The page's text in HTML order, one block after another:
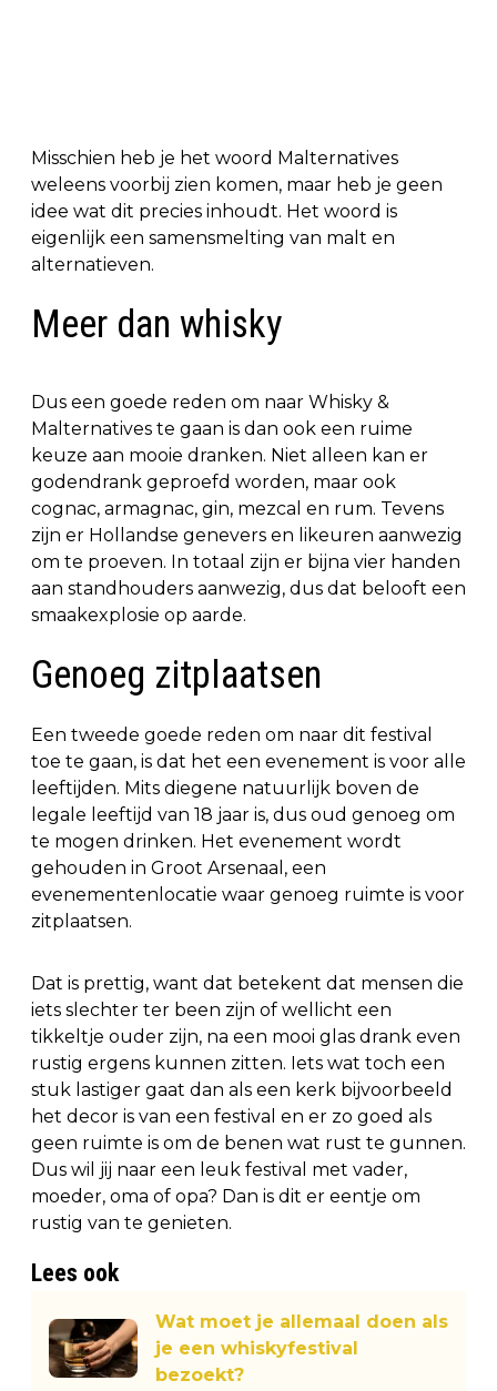
Misschien heb je het woord Malternatives
weleens voorbij zien komen, maar heb je geen
idee wat dit precies inhoudt. Het woord is
eigenlijk een samensmelting van malt en
alternatieven.
Meer dan whisky
Dus een goede reden om naar Whisky &
Malternatives te gaan is dan ook een ruime
keuze aan mooie dranken. Niet alleen kan er
godendrank geproefd worden, maar ook
cognac, armagnac, gin, mezcal en rum. Tevens
zijn er Hollandse genevers en likeuren aanwezig
om te proeven. In totaal zijn er bijna vier handen
aan standhouders aanwezig, dus dat belooft een
smaakexplosie op aarde.
Genoeg zitplaatsen
Een tweede goede reden om naar dit festival
toe te gaan, is dat het een evenement is voor alle
leeftijden. Mits diegene natuurlijk boven de
legale leeftijd van 18 jaar is, dus oud genoeg om
te mogen drinken. Het evenement wordt
gehouden in Groot Arsenaal, een
evenementenlocatie waar genoeg ruimte is voor
zitplaatsen.
Dat is prettig, want dat betekent dat mensen die
iets slechter ter been zijn of wellicht een
tikkeltje ouder zijn, na een mooi glas drank even
rustig ergens kunnen zitten. Iets wat toch een
stuk lastiger gaat dan als een kerk bijvoorbeeld
het decor is van een festival en er zo goed als
geen ruimte is om de benen wat rust te gunnen.
Dus wil jij naar een leuk festival met vader,
moeder, oma of opa? Dan is dit er eentje om
rustig van te genieten.
Lees ook
Wat moet je allemaal doen als
je een whiskyfestival
bezoekt?